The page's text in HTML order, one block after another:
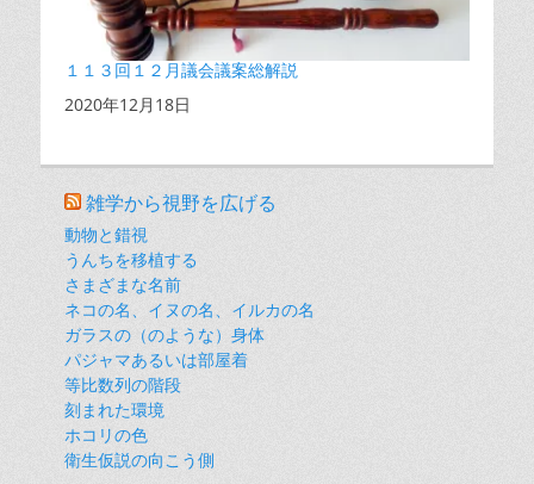
１１３回１２月議会議案総解説
日付
2020年12月18日
雑学から視野を広げる
動物と錯視
うんちを移植する
さまざまな名前
ネコの名、イヌの名、イルカの名
ガラスの（のような）身体
パジャマあるいは部屋着
等比数列の階段
刻まれた環境
ホコリの色
衛生仮説の向こう側